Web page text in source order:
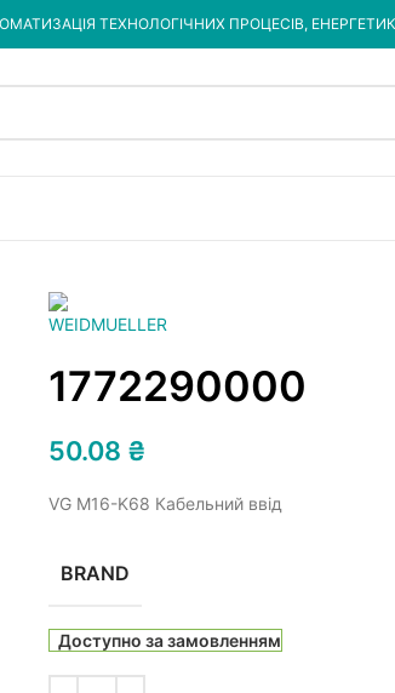
ТЕХНОЛОГІЧНИХ ПРОЦЕСІВ,
1772290000
50.08 ₴
VG M16-K68 Кабельний ввід
BRAND
Доступно за замовленням